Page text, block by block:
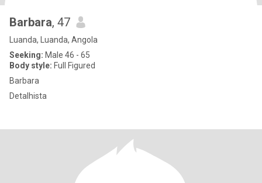
Barbara, 47
Luanda, Luanda, Angola
Seeking: Male 46 - 65
Body style: Full Figured
Barbara
Detalhista